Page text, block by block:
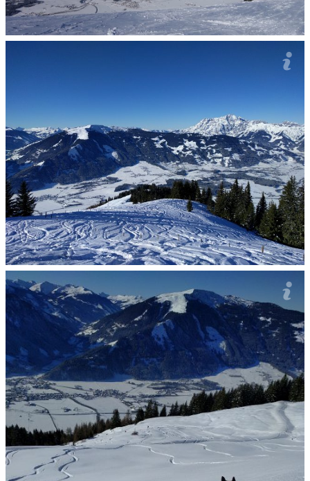
Po lewej Loferer Steinberge, w środku Saalfelden
Schwalbenwand je ulubióny skialpowy cel a nie dziwiym se